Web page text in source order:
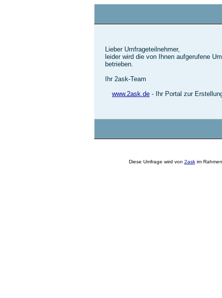
Lieber Umfrageteilnehmer,
leider wird die von Ihnen aufgerufene
betrieben.
Ihr 2ask-Team
www.2ask.de - Ihr Portal zur
Diese Umfrage wird von 2askim